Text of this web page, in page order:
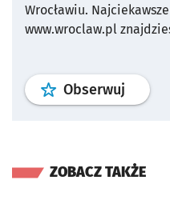
Wrocławiu.
www.wroclaw.pl
Obserwuj profil
ZOBACZ TAKŻE